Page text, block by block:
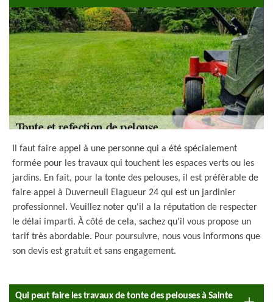
Il faut faire appel à une personne qui a été spécialement
formée pour les travaux qui touchent les espaces verts ou les
jardins. En fait, pour la tonte des pelouses, il est préférable de
faire appel à Duverneuil Elagueur 24 qui est un jardinier
professionnel. Veuillez noter qu'il a la réputation de respecter
le délai imparti. À côté de cela, sachez qu'il vous propose un
tarif très abordable. Pour poursuivre, nous vous informons que
son devis est gratuit et sans engagement.
Qui peut faire les travaux de tonte des pelouses à Sainte